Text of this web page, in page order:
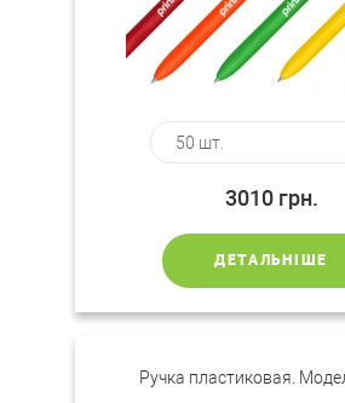
3010 грн.
ДЕТАЛЬНІШЕ
Ручка пластиковая.